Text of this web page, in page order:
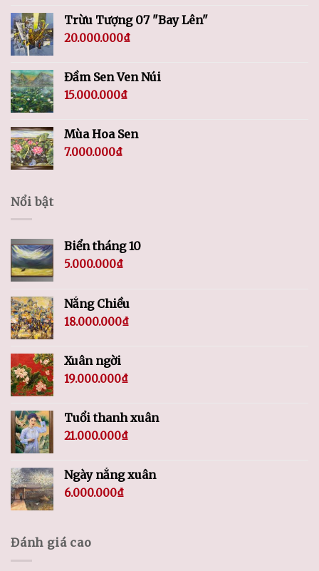
Trừu Tượng 07 "Bay Lên"
20.000.000₫
Đầm Sen Ven Núi
15.000.000₫
Mùa Hoa Sen
7.000.000₫
Nổi bật
Biển tháng 10
5.000.000₫
Nắng Chiều
18.000.000₫
Xuân ngời
19.000.000₫
Tuổi thanh xuân
21.000.000₫
Ngày nắng xuân
6.000.000₫
Đánh giá cao